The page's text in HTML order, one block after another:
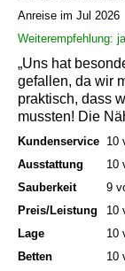
Anreise im Jul 2026
Weiterempfehlung: ja
„Uns hat
gefallen, da wir
praktisch, dass
mussten! Die
Kundenservice 10
Ausstattung
10
Sauberkeit
9
Preis/Leistung
10
Lage
10
Betten
10